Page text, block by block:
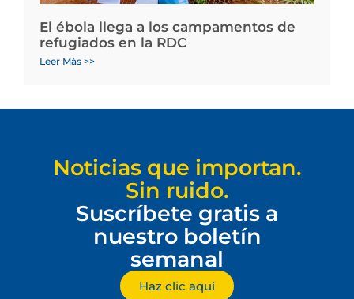
El ébola llega a los campamentos de
refugiados en la RDC
Leer Más >>
Noticias que importan.
Sin ruido.
Suscríbete gratis a
nuestro boletín
semanal
Haz clic aquí